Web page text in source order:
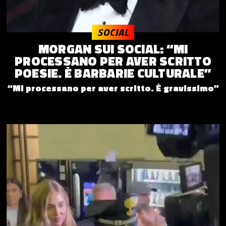
MORGAN SUI SOCIAL: “MI
PROCESSANO PER AVER SCRITTO
POESIE. È BARBARIE CULTURALE”
“Mi processano per aver scritto. È gravissimo”
SOCIAL